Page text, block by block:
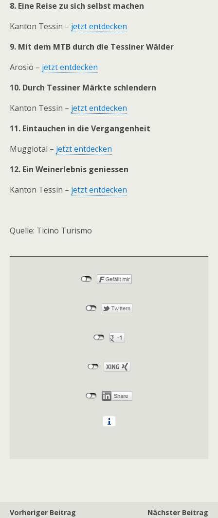
8. Eine Reise zu sich selbst machen
Kanton Tessin – jetzt entdecken
9. Mit dem MTB durch die Tessiner Wälder
Arosio – jetzt entdecken
10. Durch Tessiner Märkte schlendern
Kanton Tessin – jetzt entdecken
11. Eintauchen in die Vergangenheit
Muggiotal – jetzt entdecken
12. Ein Weinerlebnis geniessen
Kanton Tessin – jetzt entdecken
Quelle: Ticino Turismo
Vorheriger Beitrag Nächster Beitrag